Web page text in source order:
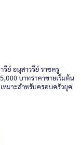
รีย์ อนุสาวรีย์ ราชครู
บาทราคาขายเริ่มต้น
มาะสำหรับครอบครัวยุค